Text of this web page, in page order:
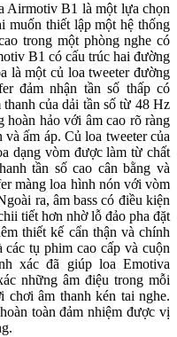
Airmotiv B1 là một lựa chọn
muốn thiết lập một hệ thống
trong một phòng nghe có
B1 có cấu trúc hai đường
là một củ loa tweeter đường
đảm nhận tần số thấp có
của dải tần số từ 48 Hz
hảo với âm cao rõ ràng
ấm áp. Củ loa tweeter của
dạng vòm được làm từ chất
tần số cao cân bằng và
màng loa hình nón với vòm
ra, âm bass có điều kiện
tiết hơn nhờ lỗ đảo pha đặt
thiết kế cẩn thận và chính
các tụ phim cao cấp và cuộn
xác đã giúp loa Emotiva
những âm điệu trong mỗi
chơi âm thanh kén tai nghe.
toàn đảm nhiệm được vị